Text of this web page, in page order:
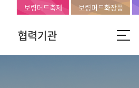
협력기관
보령머드축제 보령머드화장품